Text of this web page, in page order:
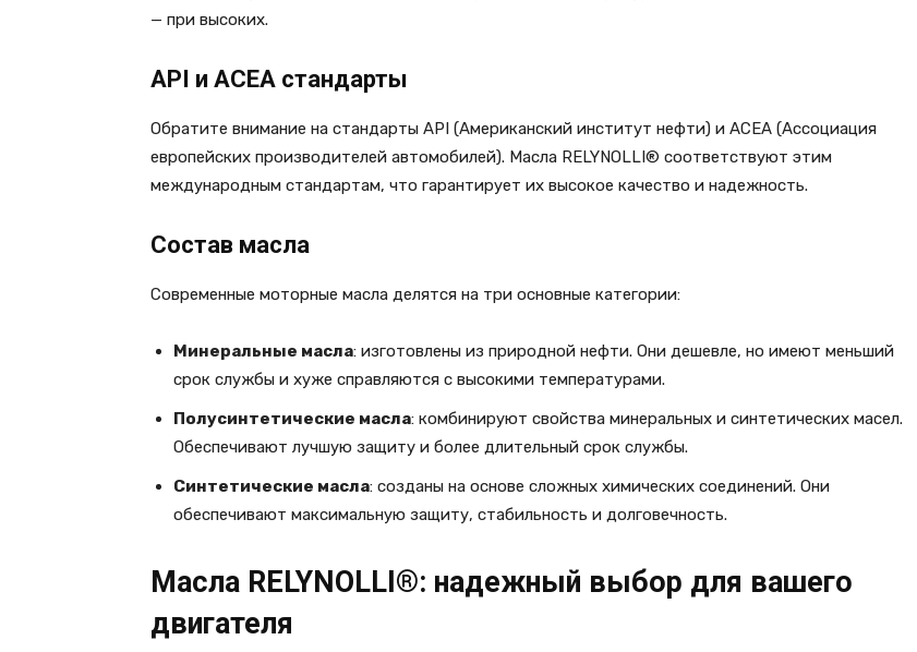
— при высоких.
API и ACEA стандарты
Обратите внимание на стандарты API (Американский институт нефти) и ACEA (Ассоциация
европейских производителей автомобилей). Масла RELYNOLLI® соответствуют этим
международным стандартам, что гарантирует их высокое качество и надежность.
Состав масла
Современные моторные масла делятся на три основные категории:
Минеральные масла: изготовлены из природной нефти. Они дешевле, но имеют меньший
срок службы и хуже справляются с высокими температурами.
Полусинтетические масла: комбинируют свойства минеральных и синтетических масел.
Обеспечивают лучшую защиту и более длительный срок службы.
Синтетические масла: созданы на основе сложных химических соединений. Они
обеспечивают максимальную защиту, стабильность и долговечность.
Масла RELYNOLLI®: надежный выбор для вашего
двигателя